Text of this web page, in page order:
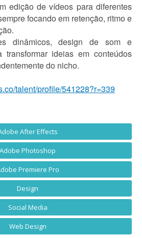
edição de vídeos para diferentes
focando em retenção, ritmo e
dinâmicos, design de som e
transformar ideias em conteúdos
do nicho.
talent/profile/541228?r=339
After Effects
Adobe Photoshop
Premiere Pro
Design
Social Media
Web Design